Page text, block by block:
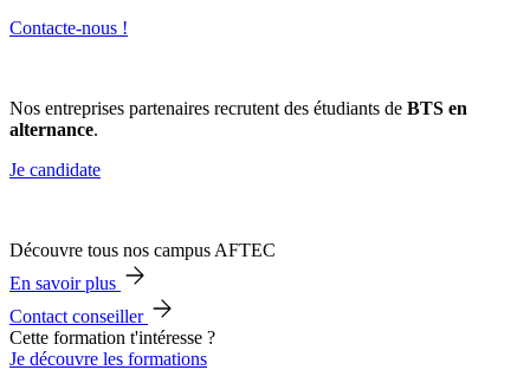
Contacte-nous !
Nos entreprises partenaires recrutent des étudiants de BTS en
alternance.
Je candidate
Découvre tous nos campus AFTEC
En savoir plus
Contact conseiller
Cette formation t'intéresse ?
Je découvre les formations